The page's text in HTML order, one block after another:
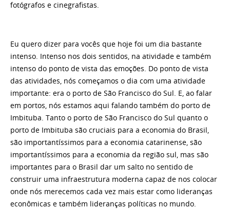
fotógrafos e cinegrafistas.
Eu quero dizer para vocês que hoje foi um dia bastante
intenso. Intenso nos dois sentidos, na atividade e também
intenso do ponto de vista das emoções. Do ponto de vista
das atividades, nós começamos o dia com uma atividade
importante: era o porto de São Francisco do Sul. E, ao falar
em portos, nós estamos aqui falando também do porto de
Imbituba. Tanto o porto de São Francisco do Sul quanto o
porto de Imbituba são cruciais para a economia do Brasil,
são importantíssimos para a economia catarinense, são
importantíssimos para a economia da região sul, mas são
importantes para o Brasil dar um salto no sentido de
construir uma infraestrutura moderna capaz de nos colocar
onde nós merecemos cada vez mais estar como lideranças
econômicas e também lideranças políticas no mundo.